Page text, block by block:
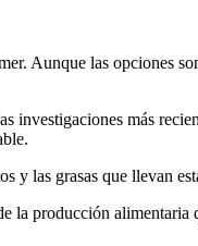
Aunque las opciones
investigaciones más
y las grasas que llevan
la producción